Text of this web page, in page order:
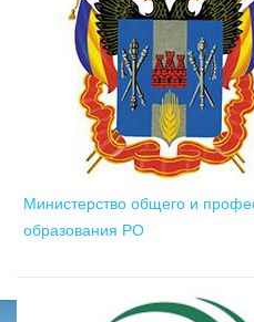
Министерство общего и
образования РО